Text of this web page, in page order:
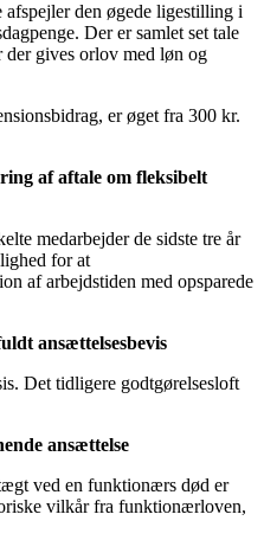
afspejler den øgede ligestilling i
Der er samlet set tale
der gives orlov med løn og
er øget fra 300 kr.
af aftale om fleksibelt
medarbejder de sidste tre år
for at
af arbejdstiden med opsparede
ansættelsesbevis
Det tidligere godtgørelsesloft
ansættelse
ved en funktionærs død er
vilkår fra funktionærloven,